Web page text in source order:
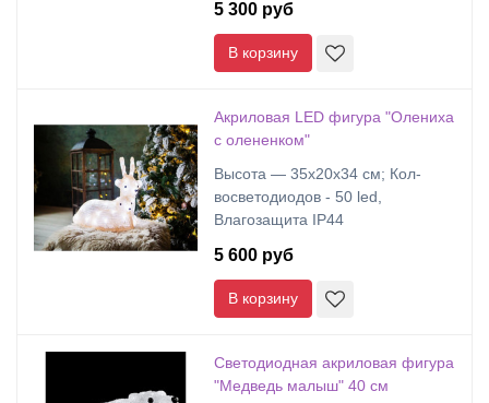
5 300 руб
В корзину
Акриловая LED фигура "Олениха
с олененком"
Высота — 35х20х34 cм; Кол-
восветодиодов - 50 led,
Влагозащита IP44
5 600 руб
В корзину
Светодиодная акриловая фигура
"Медведь малыш" 40 см